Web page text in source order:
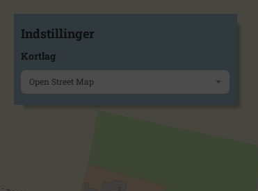
Indstillinger
Kortlag
Open Street Map